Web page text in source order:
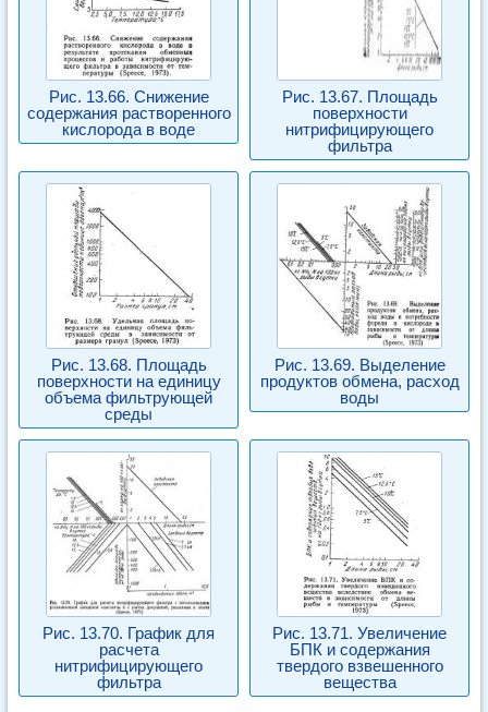
Рис. 13.66. Снижение
содержания растворенного
кислорода в воде
Рис. 13.67. Площадь
поверхности
нитрифицирующего
фильтра
Рис. 13.68. Площадь
поверхности на единицу
объема фильтрующей
среды
Рис. 13.69. Выделение
продуктов обмена, расход
воды
Рис. 13.70. График для
расчета
нитрифицирующего
фильтра
Рис. 13.71. Увеличение
БПК и содержания
твердого взвешенного
вещества